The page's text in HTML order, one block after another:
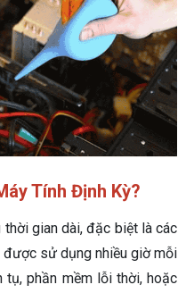
Tính Định Kỳ?
gian dài, đặc biệt là các
được sử dụng nhiều giờ mỗi
tụ, phần mềm lỗi thời, hoặc